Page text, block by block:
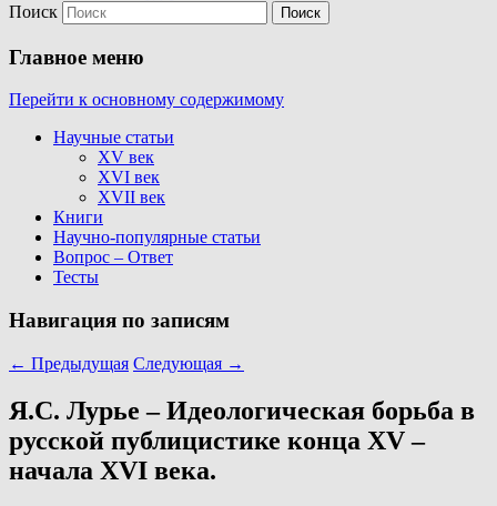
Поиск
Главное меню
Перейти к основному содержимому
Научные статьи
XV век
XVI век
XVII век
Книги
Научно-популярные статьи
Вопрос – Ответ
Тесты
Навигация по записям
← Предыдущая Следующая →
Я.С. Лурье – Идеологическая борьба в
русской публицистике конца XV –
начала XVI века.